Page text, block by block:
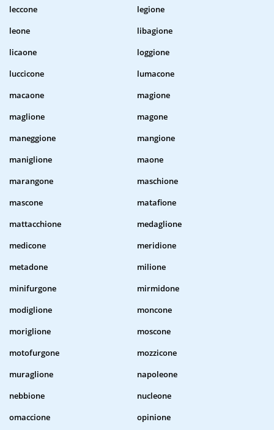
leccone
legione
leone
libagione
licaone
loggione
luccicone
lumacone
macaone
magione
maglione
magone
maneggione
mangione
maniglione
maone
marangone
maschione
mascone
matafione
mattacchione
medaglione
medicone
meridione
metadone
milione
minifurgone
mirmidone
modiglione
moncone
moriglione
moscone
motofurgone
mozzicone
muraglione
napoleone
nebbione
nucleone
omaccione
opinione